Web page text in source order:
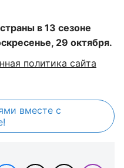
в 13 сезоне
29 октября.
политика сайта
вместе с